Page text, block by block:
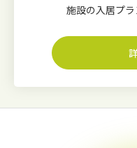
施設の入居プ